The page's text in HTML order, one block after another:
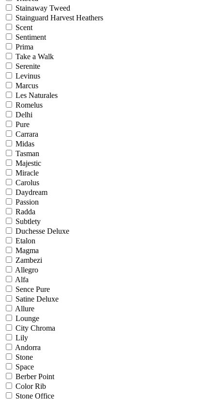
Stainaway Tweed
Stainguard Harvest Heathers
Scent
Sentiment
Prima
Take a Walk
Serenite
Levinus
Marcus
Les Naturales
Romelus
Delhi
Pure
Carrara
Midas
Tasman
Majestic
Miracle
Carolus
Daydream
Passion
Radda
Subtlety
Duchesse Deluxe
Etalon
Magma
Zambezi
Allegro
Alfa
Sence Pure
Satine Deluxe
Allure
Lounge
City Chroma
Lily
Andorra
Stone
Space
Berber Point
Color Rib
Stone Office